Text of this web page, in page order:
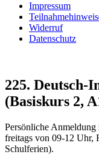
Impressum
Widerruf
Datenschutz
225. Deutsch-
(Basiskurs 2,
Persönliche
freitags von 09-12 Uhr,
Schulferien).